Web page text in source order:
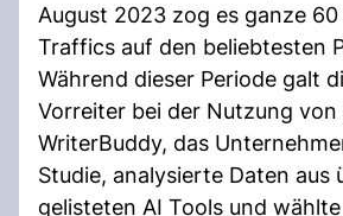
August 2023 zog es ganze
Traffics auf den beliebtesten
Während dieser Periode galt
Vorreiter bei der Nutzung von
WriterBuddy, das
Studie, analysierte Daten aus
gelisteten AI Tools und